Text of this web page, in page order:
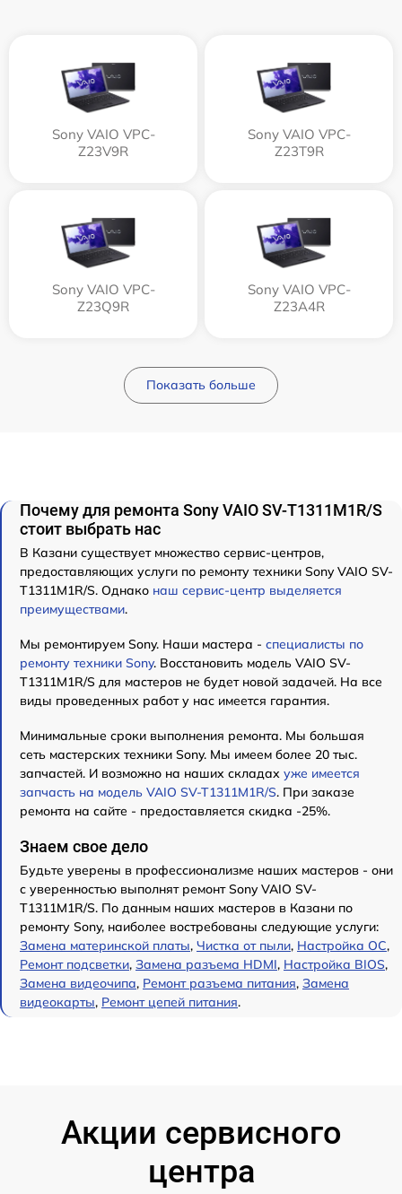
Sony VAIO VPC-
Z23V9R
Sony VAIO VPC-
Z23T9R
Sony VAIO VPC-
Z23Q9R
Sony VAIO VPC-
Z23A4R
Показать больше
Почему для ремонта Sony VAIO SV-T1311M1R/S
стоит выбрать нас
В Казани существует множество сервис-центров,
предоставляющих услуги по ремонту техники Sony VAIO SV-
T1311M1R/S. Однако наш сервис-центр выделяется
преимуществами.
Мы ремонтируем Sony. Наши мастера - специалисты по
ремонту техники Sony. Восстановить модель VAIO SV-
T1311M1R/S для мастеров не будет новой задачей. На все
виды проведенных работ у нас имеется гарантия.
Минимальные сроки выполнения ремонта. Мы большая
сеть мастерских техники Sony. Мы имеем более 20 тыс.
запчастей. И возможно на наших складах уже имеется
запчасть на модель VAIO SV-T1311M1R/S. При заказе
ремонта на сайте - предоставляется скидка -25%.
Знаем свое дело
Будьте уверены в профессионализме наших мастеров - они
с уверенностью выполнят ремонт Sony VAIO SV-
T1311M1R/S. По данным наших мастеров в Казани по
ремонту Sony, наиболее востребованы следующие услуги:
Замена материнской платы, Чистка от пыли, Настройка ОС,
Ремонт подсветки, Замена разъема HDMI, Настройка BIOS,
Замена видеочипа, Ремонт разъема питания, Замена
видеокарты, Ремонт цепей питания.
Акции сервисного
центра